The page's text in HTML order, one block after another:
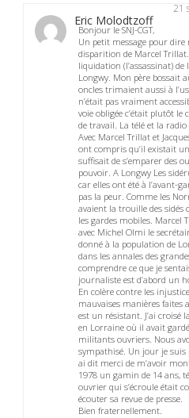
Eric Molodtzoff
21
Bonjour le SNJ-CGT,
Un petit message pour
disparition de Marcel Trillat.
liquidation (l’assassinat)
Longwy. Mon père bossait
oncles trimaient aussi à
n’était pas vraiment
voie obligée c’était plutôt le
de travail. La télé et la radio
Avec Marcel Trillat et
ont compris qu’il existait
suffisait de s’emparer des
pouvoir. A Longwy Les
car elles ont été à l’avant-
pas la peur. Comme les
avaient la trouille des sidés
les gardes mobiles.
avec Michel Olmi le
donné à la population de
dans les annales des
comprendre ce que je
journaliste est d’abord un
En colère contre les
mauvaises manières faites
est un résistant. J’ai croisé
en Lorraine où il avait
militants ouvriers. Nous
sympathisé. Un jour je
ai dit merci de m’avoir
1978 un gamin de 14 ans,
ouvrier qui s’écroule était
écouter sa revue de presse.
Bien fraternellement.